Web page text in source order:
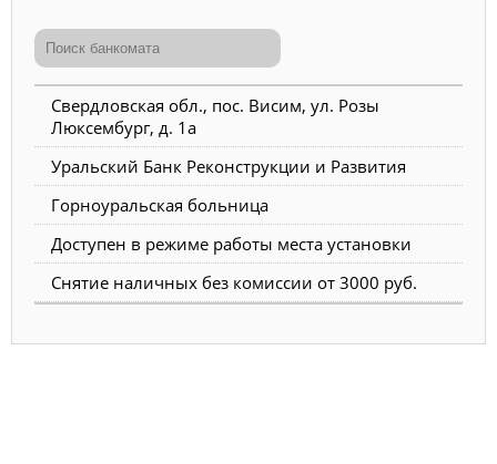
Свердловская обл., пос. Висим, ул. Розы
Люксембург, д. 1а
Уральский Банк Реконструкции и Развития
Горноуральская больница
Доступен в режиме работы места установки
Снятие наличных без комиссии от 3000 руб.